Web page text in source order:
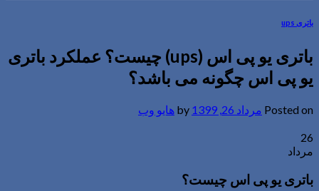
باتری ups
باتری یو پی اس (ups) چیست؟ عملکرد باتری
یو پی اس چگونه می باشد؟
Posted on مرداد 26, 1399 هایو وب
26
مرداد
باتری یو پی اس چیست؟